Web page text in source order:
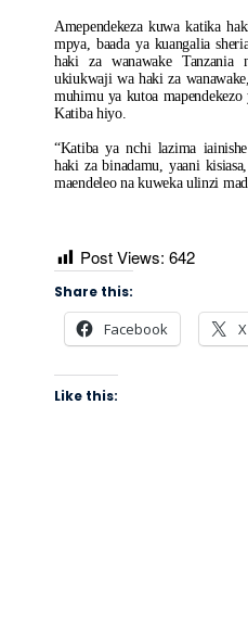
Amependekeza kuwa katika
mpya, baada ya kuangalia
haki za wanawake Tanzania
ukiukwaji wa haki za
muhimu ya kutoa
Katiba hiyo.
“Katiba ya nchi lazima
haki za binadamu, yaani
maendeleo na kuweka ulinzi
Post Views: 642
Share this:
Facebook X
Like this: